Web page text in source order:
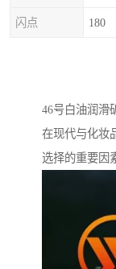
闪点 180
46号白油润滑
在现代与化妆
选择的重要因